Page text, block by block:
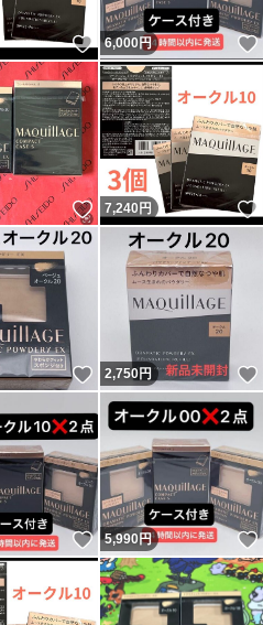
いいね！
6,000円
いいね！
7,240 円
いいね！
2,750円
いいね！
5,990 円